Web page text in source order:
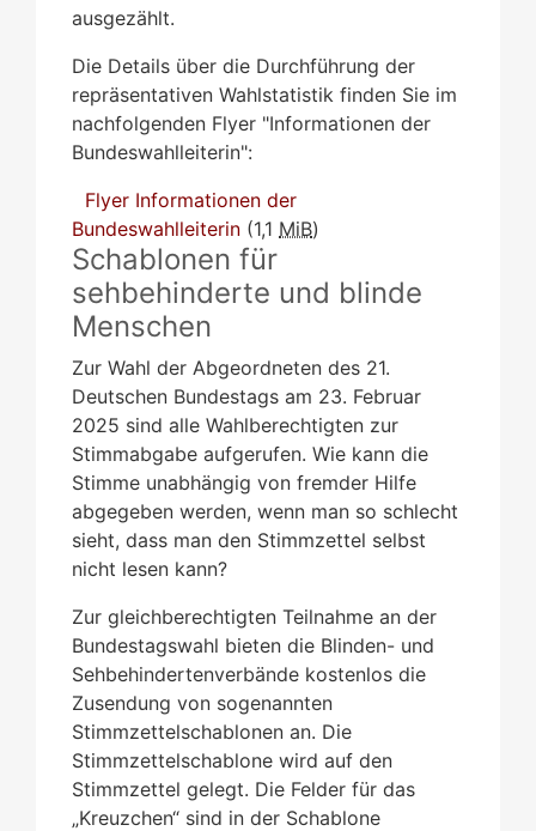
ausgezählt.
Die Details über die Durchführung der
repräsentativen Wahlstatistik finden Sie im
nachfolgenden Flyer "Informationen der
Bundeswahlleiterin":
Flyer Informationen der
Bundeswahlleiterin (1,1 MiB)
Schablonen für
sehbehinderte und blinde
Menschen
Zur Wahl der Abgeordneten des 21.
Deutschen Bundestags am 23. Februar
2025 sind alle Wahlberechtigten zur
Stimmabgabe aufgerufen. Wie kann die
Stimme unabhängig von fremder Hilfe
abgegeben werden, wenn man so schlecht
sieht, dass man den Stimmzettel selbst
nicht lesen kann?
Zur gleichberechtigten Teilnahme an der
Bundestagswahl bieten die Blinden- und
Sehbehindertenverbände kostenlos die
Zusendung von sogenannten
Stimmzettelschablonen an. Die
Stimmzettelschablone wird auf den
Stimmzettel gelegt. Die Felder für das
„Kreuzchen“ sind in der Schablone